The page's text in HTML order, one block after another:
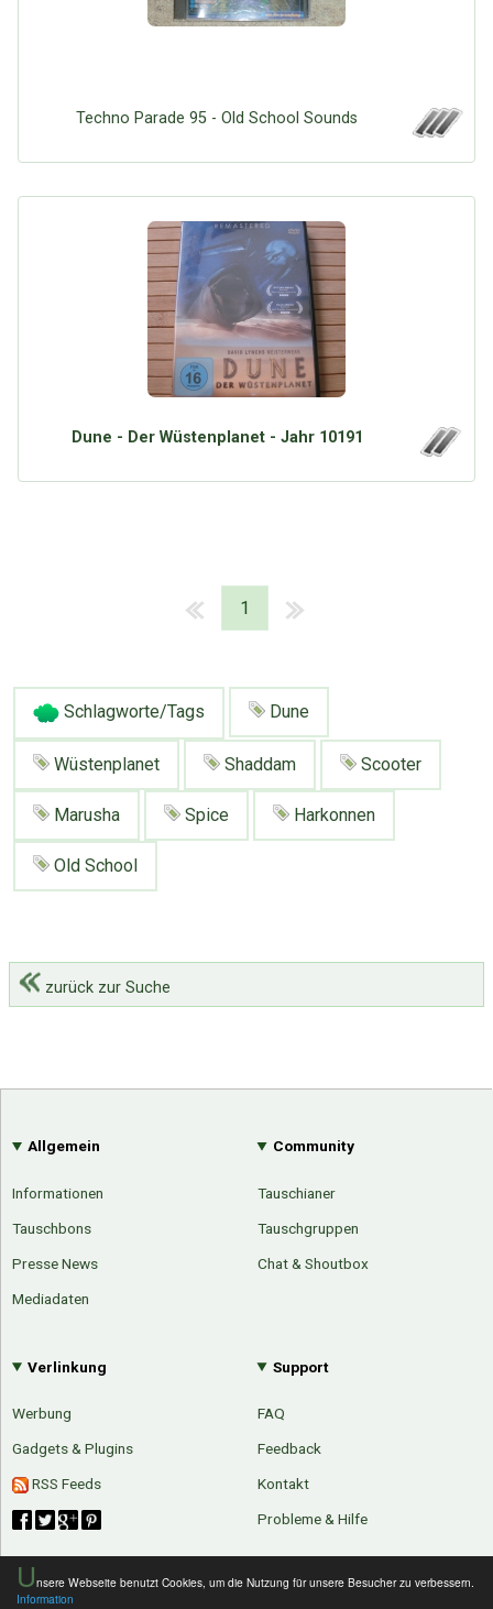
Unsere Webseite benutzt Cookies, um die Nutzung für unsere Besucher zu verbessern.
Information
Mit Email Twitter Facebook
Techno Parade 95 - Old School Sounds
Dune - Der Wüstenplanet - Jahr 10191
1
Schlagworte/Tags Dune
Wüstenplanet Shaddam Scooter
Marusha Spice Harkonnen
Old School
zurück zur Suche
Allgemein
Informationen
Tauschbons
Presse News
Mediadaten
Community
Tauschianer
Tauschgruppen
Chat & Shoutbox
Verlinkung
Werbung
Gadgets & Plugins
RSS Feeds
Support
FAQ
Feedback
Kontakt
Probleme & Hilfe